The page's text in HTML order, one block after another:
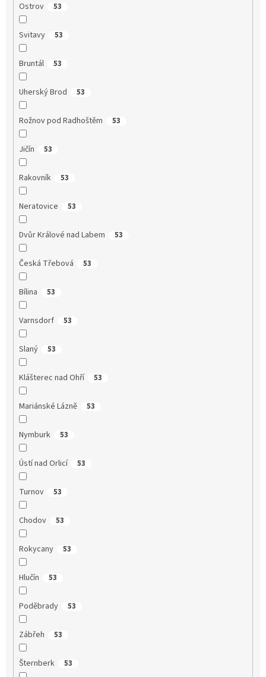
Ostrov 53
Svitavy 53
Bruntál 53
Uherský Brod 53
Rožnov pod Radhoštěm 53
Jičín 53
Rakovník 53
Neratovice 53
Dvůr Králové nad Labem 53
Česká Třebová 53
Bílina 53
Varnsdorf 53
Slaný 53
Klášterec nad Ohří 53
Mariánské Lázně 53
Nymburk 53
Ústí nad Orlicí 53
Turnov 53
Chodov 53
Rokycany 53
Hlučín 53
Poděbrady 53
Zábřeh 53
Šternberk 53